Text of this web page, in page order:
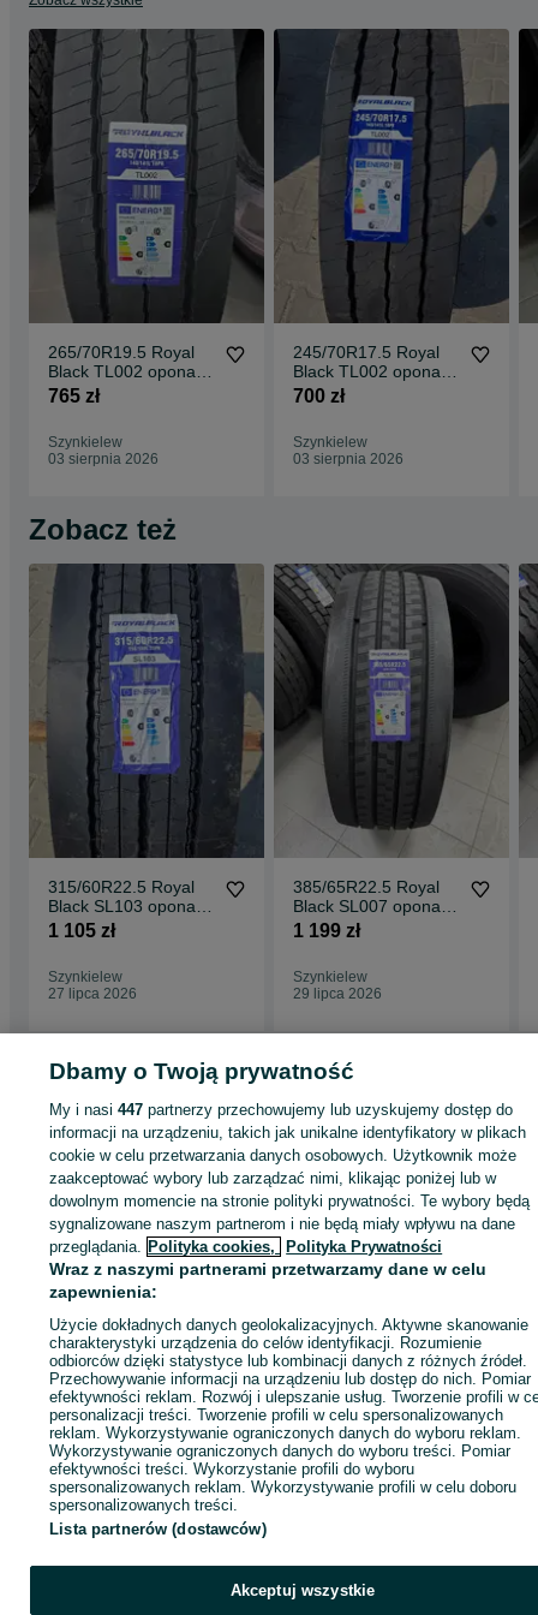
opona ciężarowa, opony ciężarowe 22.5, opony tir, opony do
ciężarówki, opona napędowa, opony do tira, opony do ciągnika
siodłowego, opony ciężarowe nowe
265/70R19.5 Royal
Black TL002 opona
ciężarowa naczepowa
765 zł
Szynkielew
03 sierpnia 2026
245/70R17.5 Royal
Black TL002 opona
ciężarowa naczepowa
700 zł
Szynkielew
03 sierpnia 2026
Zobacz też
315/60R22.5 Royal
Black SL103 opona
ciężarowa przód
1 105 zł
Szynkielew
27 lipca 2026
385/65R22.5 Royal
Black SL007 opona
ciężarowa przednia
1 199 zł
Szynkielew
29 lipca 2026
Strona główna Motoryzacja Opony i Felgi Opony
KATEGORIA
ID:1076737100 Wyświetlenia:
Zadzwoń / SMS
Dbamy o Twoją prywatność
My i nasi447 partnerzy przechowujemy lub uzyskujemy dostęp do
informacji na urządzeniu, takich jak unikalne identyfikatory w plikach
cookie w celu przetwarzania danych osobowych. Użytkownik może
zaakceptować wybory lub zarządzać nimi, klikając poniżej lub w
dowolnym momencie na stronie polityki prywatności. Te wybory będą
sygnalizowane naszym partnerom i nie będą miały wpływu na dane
przeglądania. Polityka cookies, Polityka Prywatności
Wraz z naszymi partnerami przetwarzamy dane w celu
zapewnienia:
Użycie dokładnych danych geolokalizacyjnych. Aktywne skanowanie
charakterystyki urządzenia do celów identyfikacji. Rozumienie
odbiorców dzięki statystyce lub kombinacji danych z różnych źródeł.
Przechowywanie informacji na urządzeniu lub dostęp do nich. Pomiar
efektywności reklam. Rozwój i ulepszanie usług. Tworzenie profili w
personalizacji treści. Tworzenie profili w celu spersonalizowanych
reklam. Wykorzystywanie ograniczonych danych do wyboru reklam.
Wykorzystywanie ograniczonych danych do wyboru treści. Pomiar
efektywności treści. Wykorzystanie profili do wyboru
spersonalizowanych reklam. Wykorzystywanie profili w celu doboru
spersonalizowanych treści.
Lista partnerów (dostawców)
Akceptuj wszystkie